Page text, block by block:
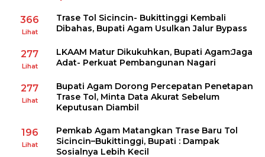
366
Lihat
Trase Tol Sicincin- Bukittinggi Kembali
Dibahas, Bupati Agam Usulkan Jalur Bypass
277
Lihat
LKAAM Matur Dikukuhkan, Bupati Agam:Jaga
Adat- Perkuat Pembangunan Nagari
277
Lihat
Bupati Agam Dorong Percepatan Penetapan
Trase Tol, Minta Data Akurat Sebelum
Keputusan Diambil
196
Lihat
Pemkab Agam Matangkan Trase Baru Tol
Sicincin–Bukittinggi, Bupati : Dampak
Sosialnya Lebih Kecil